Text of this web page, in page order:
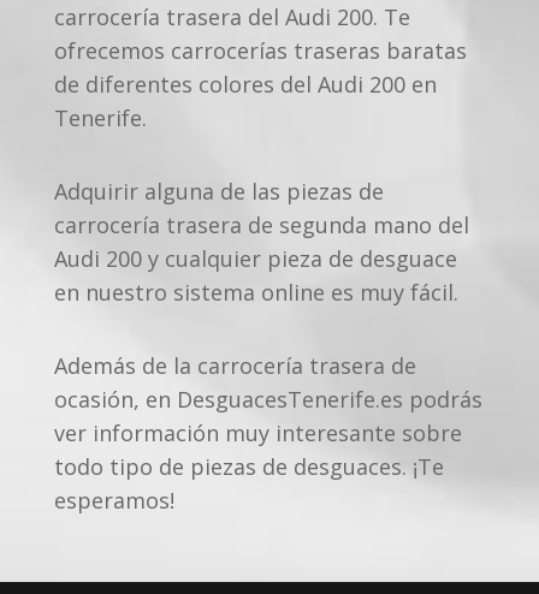
carrocería trasera del Audi 200. Te
ofrecemos carrocerías traseras baratas
de diferentes colores del Audi 200 en
Tenerife.
Adquirir alguna de las piezas de
carrocería trasera de segunda mano del
Audi 200 y cualquier pieza de desguace
en nuestro sistema online es muy fácil.
Además de la carrocería trasera de
ocasión, en DesguacesTenerife.es podrás
ver información muy interesante sobre
todo tipo de piezas de desguaces. ¡Te
esperamos!